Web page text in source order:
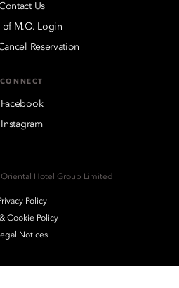
Us
of M.O. Login
Reservation
CONNECT
Facebook
Instagram
Hotel Group Limited
Policy
Cookie Policy
Notices